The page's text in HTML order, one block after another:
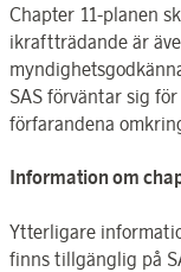
Chapter 11-planen
ikraftträdande är
SAS förväntar sig
förfarandena
Information om
Ytterligare
finns tillgänglig på